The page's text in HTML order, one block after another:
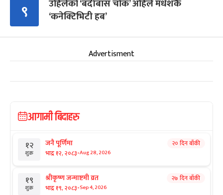
९
उहिलेको ‘बर्दीबास चोक’ अहिले मधेशकै
‘कनेक्टिभिटी हब’
Advertisment
आगामी बिदाहरु
१२
शुक्र
जनै पूर्णिमा
भाद्र १२, २०८३-Aug 28, 2026
२० दिन बाँकी
१९
शुक्र
श्रीकृष्ण जन्माष्टमी व्रत
भाद्र १९, २०८३-Sep 4, 2026
२७ दिन बाँकी